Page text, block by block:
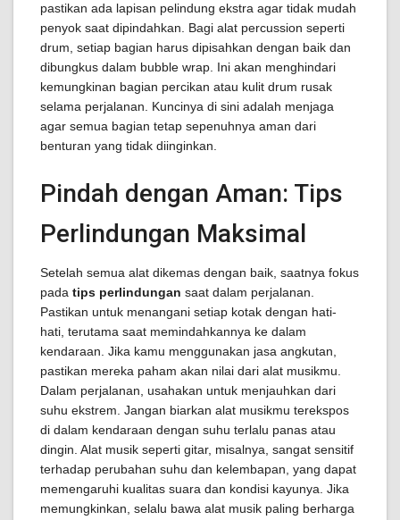
pastikan ada lapisan pelindung ekstra agar tidak mudah
penyok saat dipindahkan. Bagi alat percussion seperti
drum, setiap bagian harus dipisahkan dengan baik dan
dibungkus dalam bubble wrap. Ini akan menghindari
kemungkinan bagian percikan atau kulit drum rusak
selama perjalanan. Kuncinya di sini adalah menjaga
agar semua bagian tetap sepenuhnya aman dari
benturan yang tidak diinginkan.
Pindah dengan Aman: Tips
Perlindungan Maksimal
Setelah semua alat dikemas dengan baik, saatnya fokus
pada tips perlindungan saat dalam perjalanan.
Pastikan untuk menangani setiap kotak dengan hati-
hati, terutama saat memindahkannya ke dalam
kendaraan. Jika kamu menggunakan jasa angkutan,
pastikan mereka paham akan nilai dari alat musikmu.
Dalam perjalanan, usahakan untuk menjauhkan dari
suhu ekstrem. Jangan biarkan alat musikmu terekspos
di dalam kendaraan dengan suhu terlalu panas atau
dingin. Alat musik seperti gitar, misalnya, sangat sensitif
terhadap perubahan suhu dan kelembapan, yang dapat
memengaruhi kualitas suara dan kondisi kayunya. Jika
memungkinkan, selalu bawa alat musik paling berharga